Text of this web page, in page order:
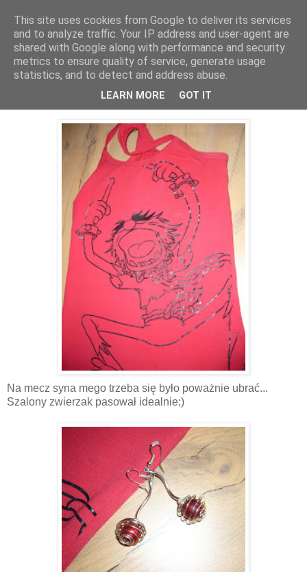
09 maja 2010
Zwierzak na meczu;)
Na mecz syna mego trzeba się było poważnie ubrać...
Szalony zwierzak pasował idealnie;)
This site uses cookies from Google to deliver its services
and to analyze traffic. Your IP address and user-agent are
shared with Google along with performance and security
metrics to ensure quality of service, generate usage
statistics, and to detect and address abuse.
LEARN MORE GOT IT